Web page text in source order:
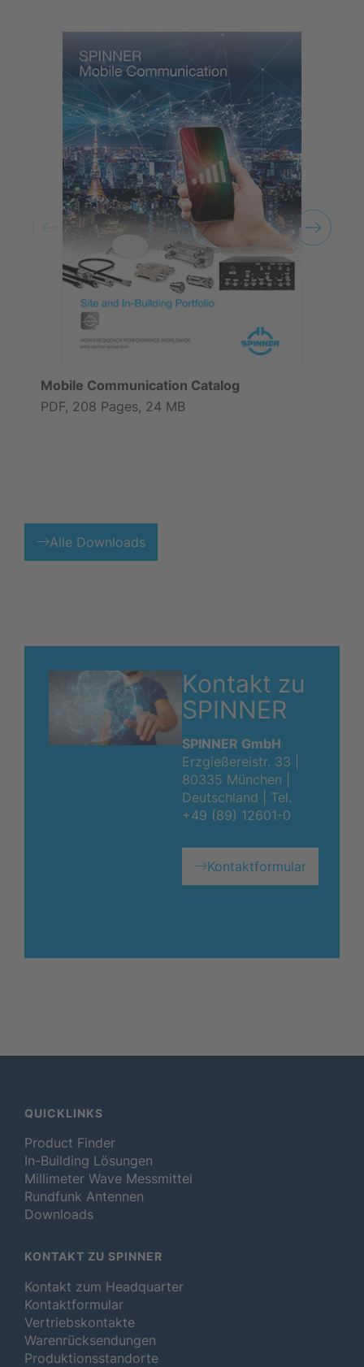
Mobile Communication Catalog
PDF, 208 Pages, 24 MB
Alle Downloads
Kontakt zu
SPINNER
SPINNER GmbH
Erzgießereistr. 33 |
80335 München |
Deutschland | Tel.
+49 (89) 12601-0
Kontaktformular
QUICKLINKS
Product Finder
In-Building Lösungen
Millimeter Wave Messmittel
Rundfunk Antennen
Downloads
KONTAKT ZU SPINNER
Kontakt zum Headquarter
Kontaktformular
Vertriebskontakte
Warenrücksendungen
Produktionsstandorte